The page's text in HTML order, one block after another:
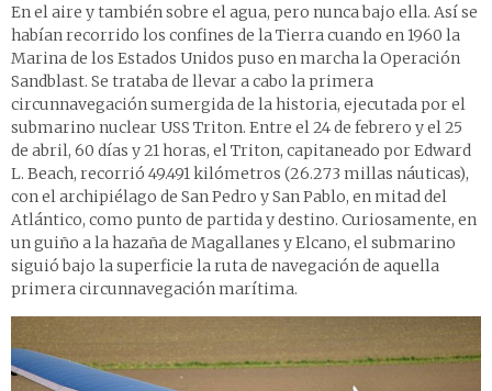
En el aire y también sobre el agua, pero nunca bajo ella. Así se
habían recorrido los confines de la Tierra cuando en 1960 la
Marina de los Estados Unidos puso en marcha la Operación
Sandblast. Se trataba de llevar a cabo la primera
circunnavegación sumergida de la historia, ejecutada por el
submarino nuclear USS Triton. Entre el 24 de febrero y el 25
de abril, 60 días y 21 horas, el Triton, capitaneado por Edward
L. Beach, recorrió 49.491 kilómetros (26.273 millas náuticas),
con el archipiélago de San Pedro y San Pablo, en mitad del
Atlántico, como punto de partida y destino. Curiosamente, en
un guiño a la hazaña de Magallanes y Elcano, el submarino
siguió bajo la superficie la ruta de navegación de aquella
primera circunnavegación marítima.